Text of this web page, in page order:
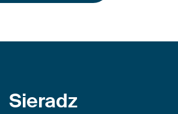
Sieradz